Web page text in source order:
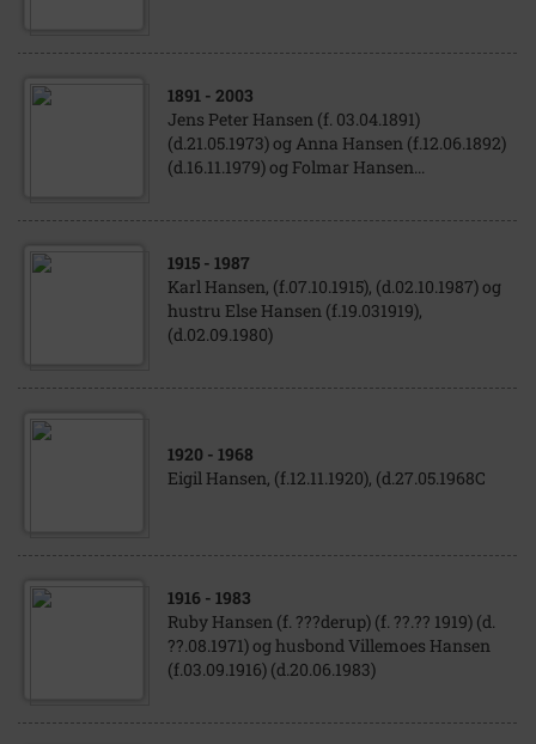
1891 - 2003
Jens Peter Hansen (f. 03.04.1891)
(d.21.05.1973) og Anna Hansen (f.12.06.1892)
(d.16.11.1979) og Folmar Hansen...
1915 - 1987
Karl Hansen, (f.07.10.1915), (d.02.10.1987) og
hustru Else Hansen (f.19.031919),
(d.02.09.1980)
1920 - 1968
Eigil Hansen, (f.12.11.1920), (d.27.05.1968C
1916 - 1983
Ruby Hansen (f. ???derup) (f. ??.?? 1919) (d.
??.08.1971) og husbond Villemoes Hansen
(f.03.09.1916) (d.20.06.1983)